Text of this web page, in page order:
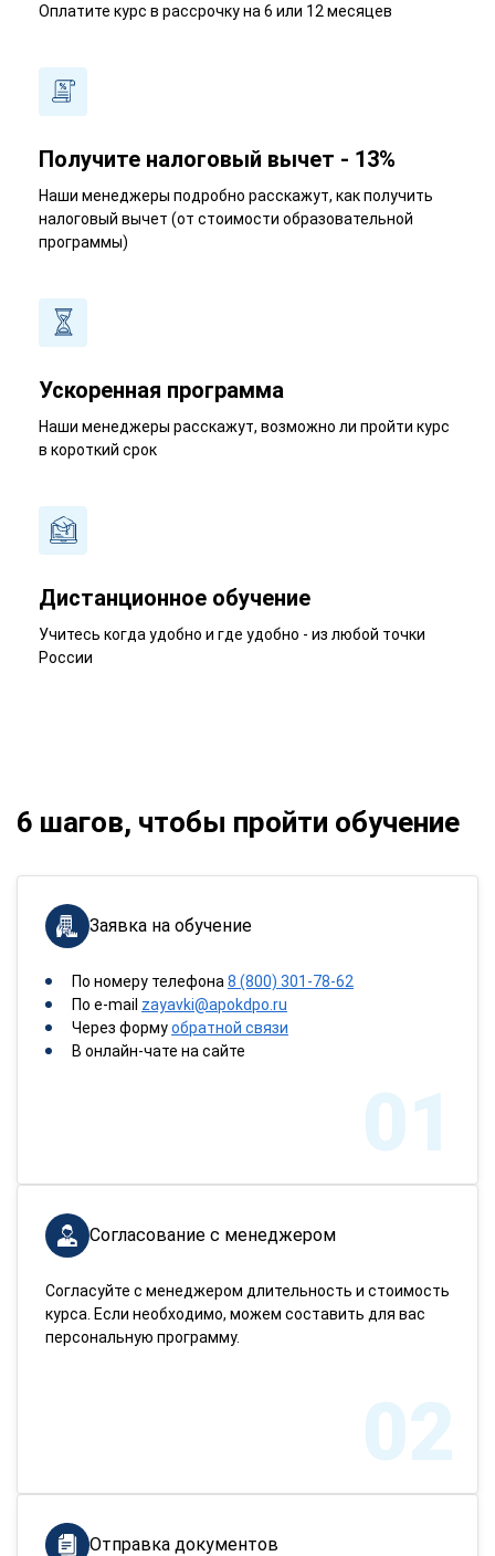
Оплатите курс в рассрочку на 6 или 12 месяцев
Получите налоговый вычет - 13%
Наши менеджеры подробно расскажут, как получить
налоговый вычет (от стоимости образовательной
программы)
Ускоренная программа
Наши менеджеры расскажут, возможно ли пройти курс
в короткий срок
Дистанционное обучение
Учитесь когда удобно и где удобно - из любой точки
России
6 шагов, чтобы пройти обучение
Заявка на обучение
По номеру телефона 8 (800) 301-78-62
По e-mail zayavki@apokdpo.ru
Через формуобратной связи
В онлайн-чате на сайте
01
Согласование с менеджером
Согласуйте с менеджером длительность и стоимость
курса. Если необходимо, можем составить для вас
персональную программу.
02
Отправка документов